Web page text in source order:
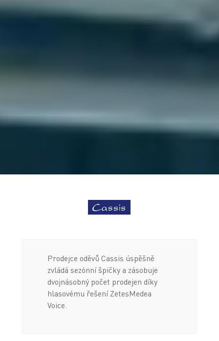
Prodejce oděvů Cassis úspěšně
zvládá sezónní špičky a zásobuje
dvojnásobný počet prodejen díky
hlasovému řešení ZetesMedea
Voice.